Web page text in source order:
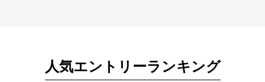
人気エントリーランキング